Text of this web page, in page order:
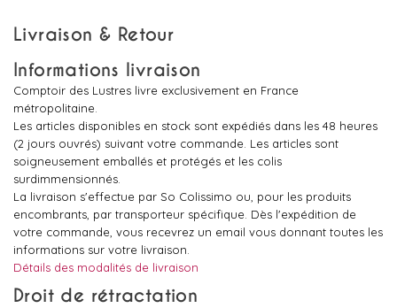
Livraison & Retour
Informations livraison
Comptoir des Lustres livre exclusivement en France
métropolitaine.
Les articles disponibles en stock sont expédiés dans les 48 heures
(2 jours ouvrés) suivant votre commande. Les articles sont
soigneusement emballés et protégés et les colis
surdimmensionnés.
La livraison s'effectue par So Colissimo ou, pour les produits
encombrants, par transporteur spécifique. Dès l'expédition de
votre commande, vous recevrez un email vous donnant toutes les
informations sur votre livraison.
Détails des modalités de livraison
Droit de rétractation